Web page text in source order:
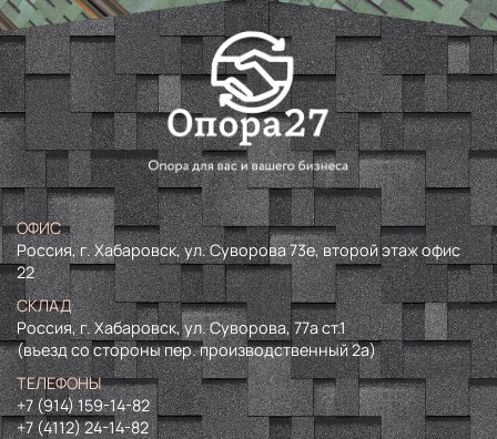
ОФИС
Россия, г. Хабаровск, ул. Суворова 73е, второй этаж офис
22
СКЛАД
Россия, г. Хабаровск, ул. Суворова, 77а ст.1
(въезд со стороны пер. производственный 2а)
ТЕЛЕФОНЫ
+7 (914) 159-14-82
+7 (4112) 24-14-82